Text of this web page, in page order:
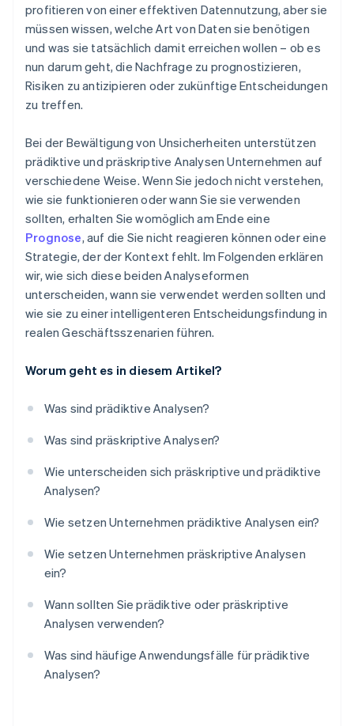
profitieren von einer effektiven Datennutzung, aber sie
müssen wissen, welche Art von Daten sie benötigen
und was sie tatsächlich damit erreichen wollen – ob es
nun darum geht, die Nachfrage zu prognostizieren,
Risiken zu antizipieren oder zukünftige Entscheidungen
zu treffen.
Bei der Bewältigung von Unsicherheiten unterstützen
prädiktive und präskriptive Analysen Unternehmen auf
verschiedene Weise. Wenn Sie jedoch nicht verstehen,
wie sie funktionieren oder wann Sie sie verwenden
sollten, erhalten Sie womöglich am Ende eine
Prognose, auf die Sie nicht reagieren können oder eine
Strategie, der der Kontext fehlt. Im Folgenden erklären
wir, wie sich diese beiden Analyseformen
unterscheiden, wann sie verwendet werden sollten und
wie sie zu einer intelligenteren Entscheidungsfindung in
realen Geschäftsszenarien führen.
Worum geht es in diesem Artikel?
Was sind prädiktive Analysen?
Was sind präskriptive Analysen?
Wie unterscheiden sich präskriptive und prädiktive
Analysen?
Wie setzen Unternehmen prädiktive Analysen ein?
Wie setzen Unternehmen präskriptive Analysen
ein?
Wann sollten Sie prädiktive oder präskriptive
Analysen verwenden?
Was sind häufige Anwendungsfälle für prädiktive
Analysen?